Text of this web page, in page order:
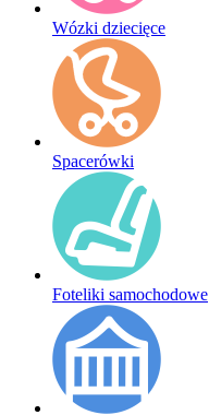
Wózki dziecięce
Spacerówki
Foteliki samochodowe